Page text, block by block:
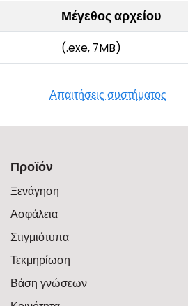
Μέγεθος αρχείου
(.exe, 7MB)
Απαιτήσεις συστήματος
Προϊόν
Ξενάγηση
Ασφάλεια
Στιγμιότυπα
Τεκμηρίωση
Βάση γνώσεων